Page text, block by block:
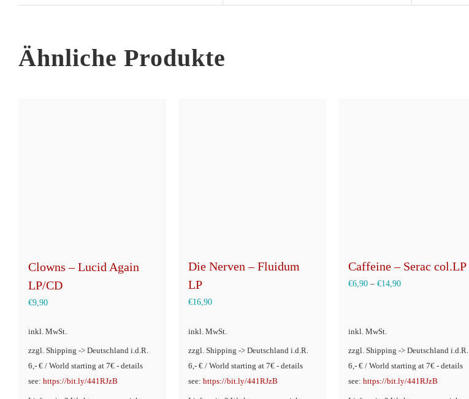
Die
Ähnliche Produkte
Clowns – Lucid Again
LP/CD
€9,90
inkl. MwSt.
zzgl. Shipping -> Deutschland i.d.R.
6,- € / World starting at 7€ - details
see: https://bit.ly/441RJzB
Die Nerven – Fluidum
LP
€16,90
inkl. MwSt.
zzgl. Shipping -> Deutschland i.d.R.
6,- € / World starting at 7€ - details
see: https://bit.ly/441RJzB
Caffeine – Serac col.LP
€6,90– €14,90
inkl. MwSt.
zzgl. Shipping -> Deutschland i.d.R.
6,- € / World starting at 7€ - details
see: https://bit.ly/441RJzB